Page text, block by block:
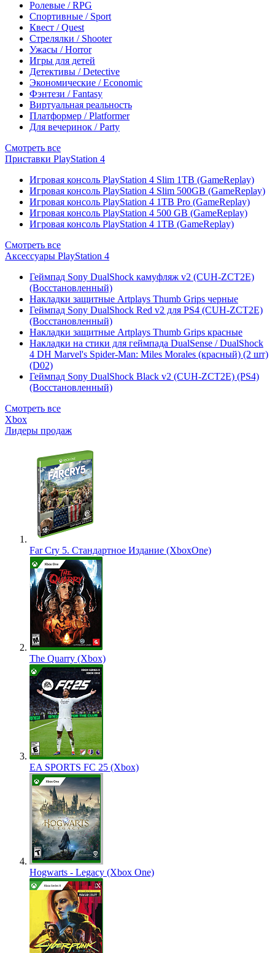
Ролевые / RPG
Спортивные / Sport
Квест / Quest
Стрелялки / Shooter
Ужасы / Horror
Игры для детей
Детективы / Detective
Экономические / Economic
Фэнтези / Fantasy
Виртуальная реальность
Платформер / Platformer
Для вечеринок / Party
Смотреть все
Приставки PlayStation 4
Игровая консоль PlayStation 4 Slim 1TB (GameReplay)
Игровая консоль PlayStation 4 Slim 500GB (GameReplay)
Игровая консоль PlayStation 4 1TB Pro (GameReplay)
Игровая консоль PlayStation 4 500 GB (GameReplay)
Игровая консоль PlayStation 4 1TB (GameReplay)
Смотреть все
Аксессуары PlayStation 4
Геймпад Sony DualShock камуфляж v2 (CUH-ZCT2E)
(Восстановленный)
Накладки защитные Artplays Thumb Grips черные
Геймпад Sony DualShock Red v2 для PS4 (CUH-ZCT2E)
(Восстановленный)
Накладки защитные Artplays Thumb Grips красные
Накладки на стики для геймпада DualSense / DualShock
4 DH Marvel's Spider-Man: Miles Morales (красный) (2 шт)
(D02)
Геймпад Sony DualShock Black v2 (CUH-ZCT2E) (PS4)
(Восстановленный)
Смотреть все
Xbox
Лидеры продаж
Far Cry 5. Стандартное Издание (XboxOne)
The Quarry (Xbox)
EA SPORTS FC 25 (Xbox)
Hogwarts - Legacy (Xbox One)